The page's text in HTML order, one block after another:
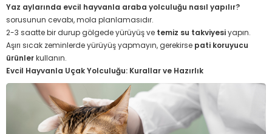
Yaz aylarında evcil hayvanla araba yolculuğu nasıl yapılır?
sorusunun cevabı, mola planlamasıdır.
2-3 saatte bir durup gölgede yürüyüş ve temiz su takviyesiyapın.
Aşırı sıcak zeminlerde yürüyüş yapmayın, gerekirse pati koruyucu
ürünlerkullanın.
Evcil Hayvanla Uçak Yolculuğu: Kurallar ve Hazırlık